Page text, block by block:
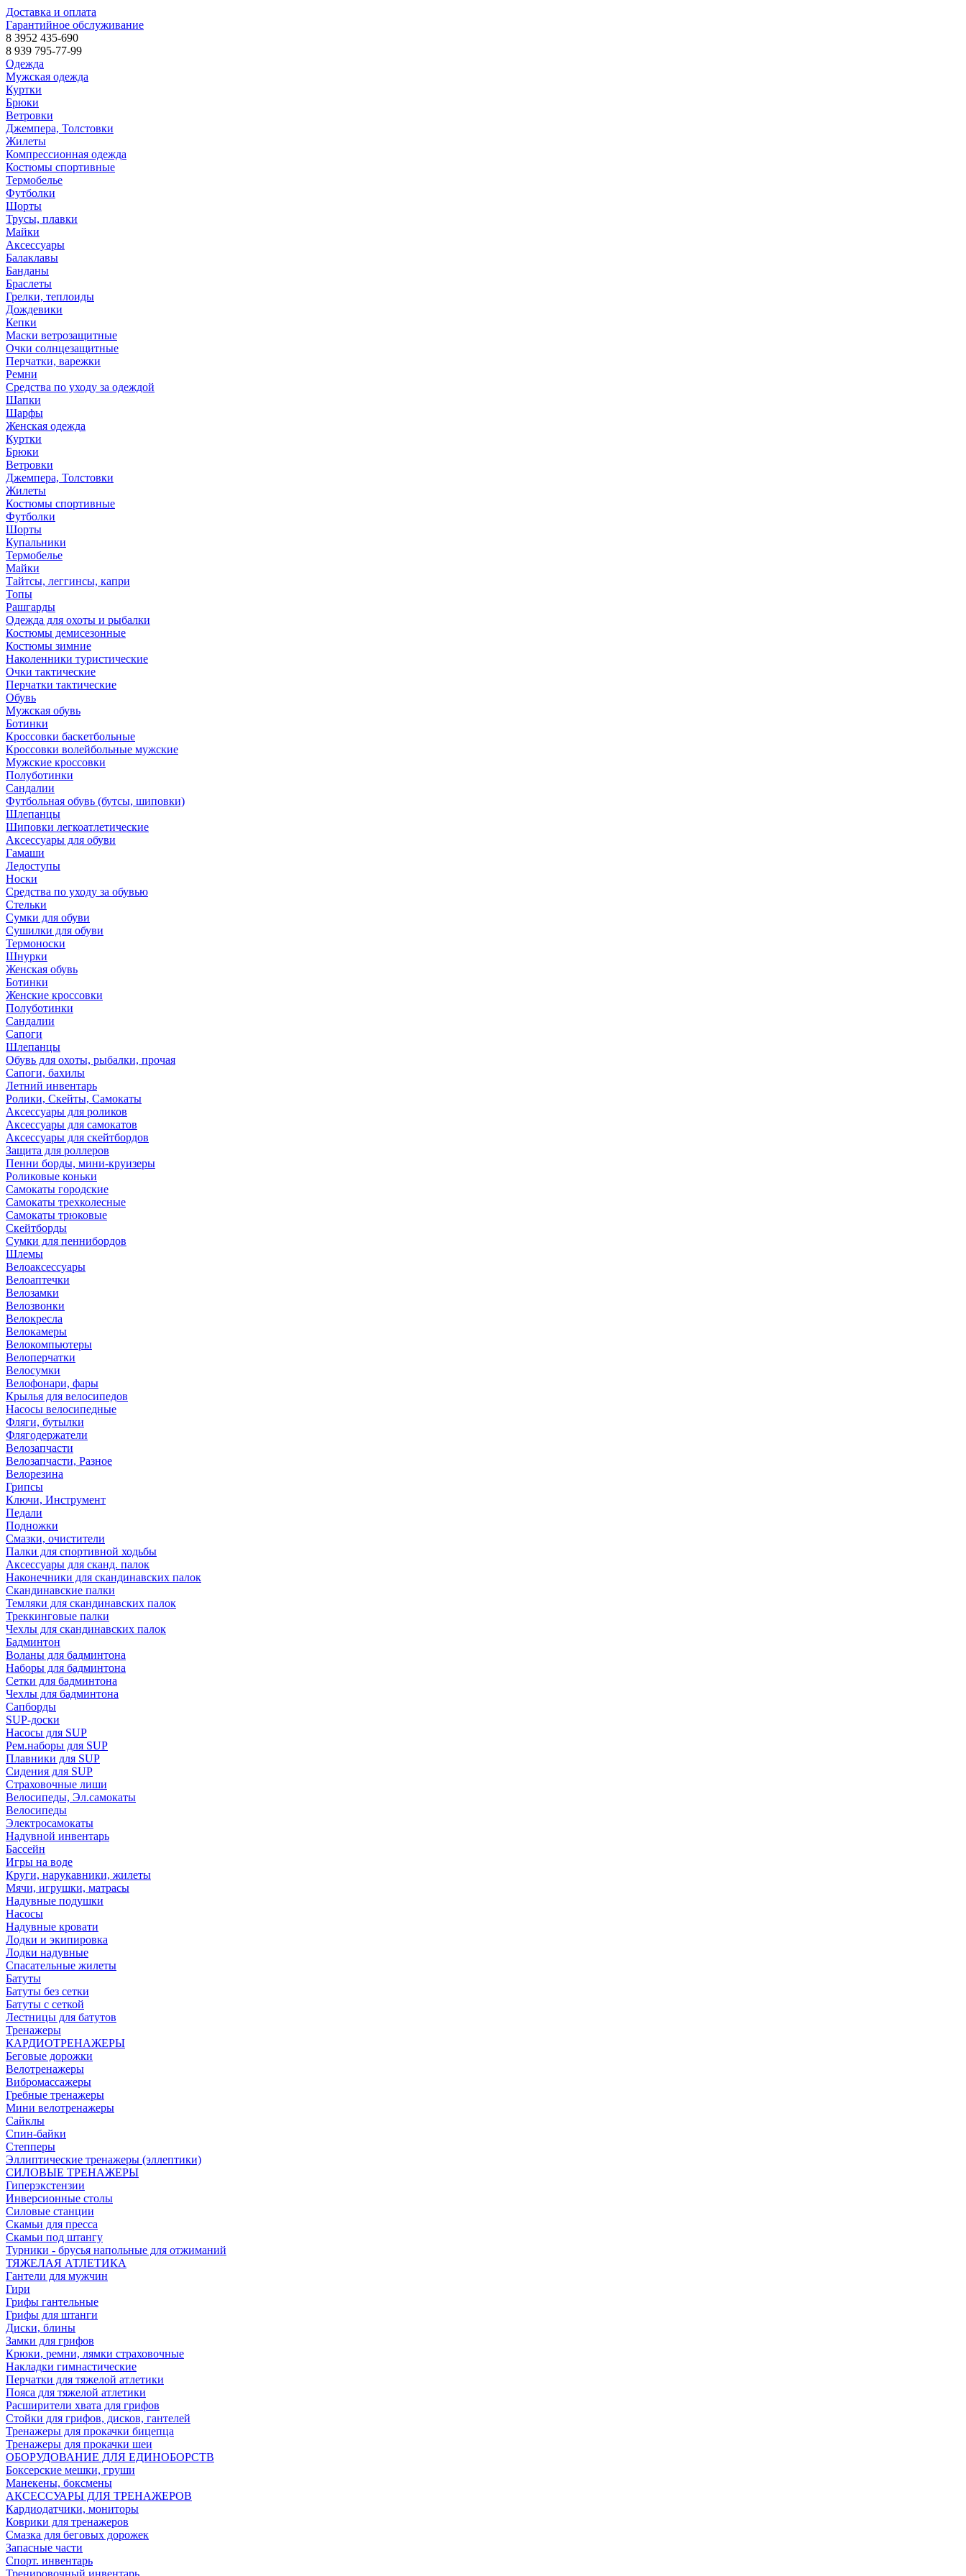
Доставка и оплата
Гарантийное обслуживание
8 3952 435-690
8 939 795-77-99
Одежда
Мужская одежда
Куртки
Брюки
Ветровки
Джемпера, Толстовки
Жилеты
Компрессионная одежда
Костюмы спортивные
Термобелье
Футболки
Шорты
Трусы, плавки
Майки
Аксессуары
Балаклавы
Банданы
Браслеты
Грелки, теплоиды
Дождевики
Кепки
Маски ветрозащитные
Очки солнцезащитные
Перчатки, варежки
Ремни
Средства по уходу за одеждой
Шапки
Шарфы
Женская одежда
Куртки
Брюки
Ветровки
Джемпера, Толстовки
Жилеты
Костюмы спортивные
Футболки
Шорты
Купальники
Термобелье
Майки
Тайтсы, леггинсы, капри
Топы
Рашгарды
Одежда для охоты и рыбалки
Костюмы демисезонные
Костюмы зимние
Наколенники туристические
Очки тактические
Перчатки тактические
Обувь
Мужская обувь
Ботинки
Кроссовки баскетбольные
Кроссовки волейбольные мужские
Мужские кроссовки
Полуботинки
Сандалии
Футбольная обувь (бутсы, шиповки)
Шлепанцы
Шиповки легкоатлетические
Аксессуары для обуви
Гамаши
Ледоступы
Носки
Средства по уходу за обувью
Стельки
Сумки для обуви
Сушилки для обуви
Термоноски
Шнурки
Женская обувь
Ботинки
Женские кроссовки
Полуботинки
Сандалии
Сапоги
Шлепанцы
Обувь для охоты, рыбалки, прочая
Сапоги, бахилы
Летний инвентарь
Ролики, Скейты, Самокаты
Аксессуары для роликов
Аксессуары для самокатов
Аксессуары для скейтбордов
Защита для роллеров
Пенни борды, мини-круизеры
Роликовые коньки
Самокаты городские
Самокаты трехколесные
Самокаты трюковые
Скейтборды
Сумки для пеннибордов
Шлемы
Велоаксессуары
Велоаптечки
Велозамки
Велозвонки
Велокресла
Велокамеры
Велокомпьютеры
Велоперчатки
Велосумки
Велофонари, фары
Крылья для велосипедов
Насосы велосипедные
Фляги, бутылки
Флягодержатели
Велозапчасти
Велозапчасти, Разное
Велорезина
Грипсы
Ключи, Инструмент
Педали
Подножки
Смазки, очистители
Палки для спортивной ходьбы
Аксессуары для сканд. палок
Наконечники для скандинавских палок
Скандинавские палки
Темляки для скандинавских палок
Треккинговые палки
Чехлы для скандинавских палок
Бадминтон
Воланы для бадминтона
Наборы для бадминтона
Сетки для бадминтона
Чехлы для бадминтона
Сапборды
SUP-доски
Насосы для SUP
Рем.наборы для SUP
Плавники для SUP
Сидения для SUP
Страховочные лиши
Велосипеды, Эл.самокаты
Велосипеды
Электросамокаты
Надувной инвентарь
Бассейн
Игры на воде
Круги, нарукавники, жилеты
Мячи, игрушки, матрасы
Надувные подушки
Насосы
Надувные кровати
Лодки и экипировка
Лодки надувные
Спасательные жилеты
Батуты
Батуты без сетки
Батуты с сеткой
Лестницы для батутов
Тренажеры
КАРДИОТРЕНАЖЕРЫ
Беговые дорожки
Велотренажеры
Вибромассажеры
Гребные тренажеры
Мини велотренажеры
Сайклы
Спин-байки
Степперы
Эллиптические тренажеры (эллептики)
СИЛОВЫЕ ТРЕНАЖЕРЫ
Гиперэкстензии
Инверсионные столы
Силовые станции
Скамьи для пресса
Скамьи под штангу
Турники - брусья напольные для отжиманий
ТЯЖЕЛАЯ АТЛЕТИКА
Гантели для мужчин
Гири
Грифы гантельные
Грифы для штанги
Диски, блины
Замки для грифов
Крюки, ремни, лямки страховочные
Накладки гимнастические
Перчатки для тяжелой атлетики
Пояса для тяжелой атлетики
Расширители хвата для грифов
Стойки для грифов, дисков, гантелей
Тренажеры для прокачки бицепца
Тренажеры для прокачки шеи
ОБОРУДОВАНИЕ ДЛЯ ЕДИНОБОРСТВ
Боксерские мешки, груши
Манекены, боксмены
АКСЕССУАРЫ ДЛЯ ТРЕНАЖЕРОВ
Кардиодатчики, мониторы
Коврики для тренажеров
Смазка для беговых дорожек
Запасные части
Спорт. инвентарь
Тренировочный инвентарь